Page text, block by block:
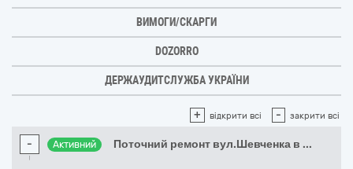
ВИМОГИ/СКАРГИ
DOZORRO
ДЕРЖАУДИТСЛУЖБА УКРАЇНИ
+ відкрити всі - закрити всі
- Активний Поточний ремонт вул.Шевченка в ...